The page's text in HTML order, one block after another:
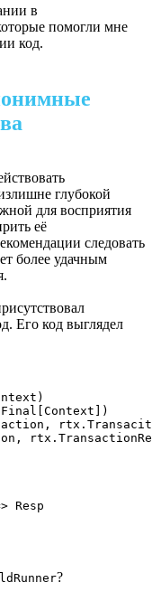
в
помогли мне
код.
глубокой
для восприятия
её
следовать
более удачным
Его код выглядел
Resp
?